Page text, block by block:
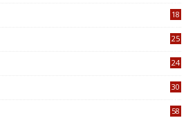
18
25
24
30
58